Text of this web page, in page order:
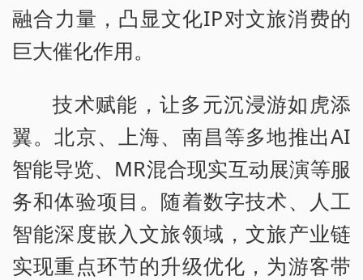
融合力量，凸显文化IP对文旅消费的
巨大催化作用。
技术赋能，让多元沉浸游如虎添
翼。北京、上海、南昌等多地推出AI
智能导览、MR混合现实互动展演等服
务和体验项目。随着数字技术、人工
智能深度嵌入文旅领域，文旅产业链
实现重点环节的升级优化，为游客带